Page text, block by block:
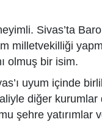
Sivas’ta Baro
milletvekilliği
olmuş bir isim.
uyum içinde
diğer
şehre yatırımlar